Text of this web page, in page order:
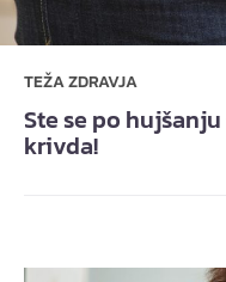
TEŽA ZDRAVJA
Ste se po
krivda!